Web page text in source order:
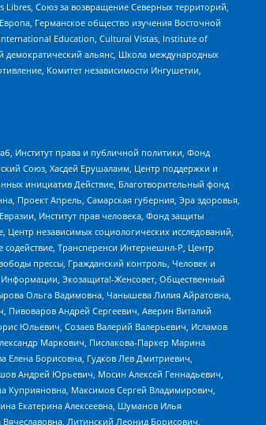
Союз за возвращение Северных территорий,
Германское общество изучения Восточной
Education, Cultural Vistas, Institute of
демократический альянс, Школа международных
Комитет независимости Ингушетии,
Институт права и публичной политики, Фонд
Союз, Хасдей Ерушалаим, Центр поддержки и
инициатив Действие, Благотворительный фонд
Проект Апрель, Самарская губерния, Эра здоровья,
Институт прав человека, Фонд защиты
Центр независимых социологических исследований,
Трансперенси Интернешнл-Р, Центр
прессы, Гражданский контроль, Человек и
Информации, Экозащита!-Женсовет, Общественный
Ольга Вадимовна, Чанышева Лилия Айратовна,
Пивоваров Андрей Сергеевич, Аверин Виталий
Юльевич, Созаев Валерий Валерьевич, Исламов
Маркович, Пислакова-Паркер Марина
Елена Борисовна, Гудков Лев Дмитриевич,
Андрей Юрьевич, Мосин Алексей Геннадьевич,
Куприяновна, Максимов Сергей Владимирович,
Екатерина Алексеевна, Шуманов Илья
Литинский Леонид Борисович,